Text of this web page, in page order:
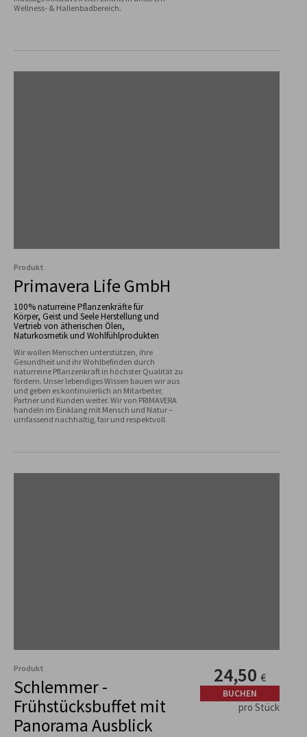
Produkt
Primavera Life GmbH
100% naturreine Pflanzenkräfte für
Körper, Geist und Seele Herstellung und
Vertrieb von ätherischen Ölen,
Naturkosmetik und Wohlfühlprodukten
Wir wollen Menschen unterstützen, ihre
Gesundheit und ihr Wohlbefinden durch
naturreine Pflanzenkraft in höchster Qualität zu
fördern. Unser lebendiges Wissen bauen wir aus
und geben es kontinuierlich an Mitarbeiter,
Partner und Kunden weiter. Wir von PRIMAVERA
handeln im Einklang mit Mensch und Natur –
umfassend nachhaltig, fair und respektvoll.
Produkt
Schlemmer -
Frühstücksbuffet mit
Panorama Ausblick
24,50 €
BUCHEN
pro Stück